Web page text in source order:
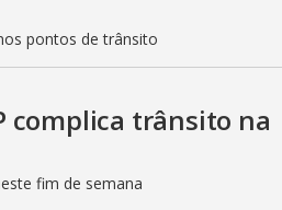
pontos de trânsito
complica trânsito na
fim de semana